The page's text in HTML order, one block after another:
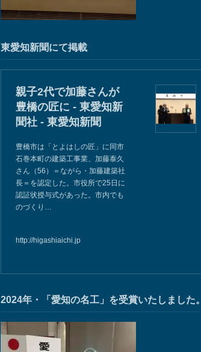
東愛知新聞にて掲載
親子2代で加藤さんが
豊橋の匠に - 東愛知新
聞社 - 東愛知新聞
豊橋市は「とよはしの匠」に同市
石巻本町の建築工事業、加藤泰久
さん（56）＝ながら・加藤建築社
長＝を認定した。市役所で25日に
認証状授与式があった。市内でも
のづくり…
http://higashiaichi.jp
2024年・「愛知の名工」を受賞いたしました。